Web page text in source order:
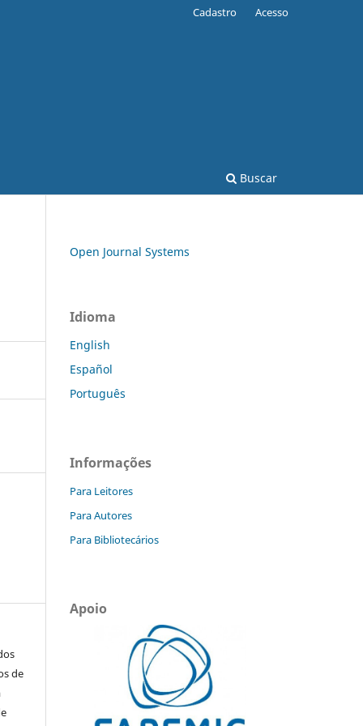
Buscar
Cadastro Acesso
de
Open Journal Systems
Idioma
English
Español
Português
Informações
Para Leitores
Para Autores
Para Bibliotecários
Apoio